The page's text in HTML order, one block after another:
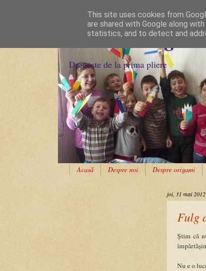
Cursuri Origami
Dragoste de la prima pliere
Acasă Despre noi Despre origami
joi, 31 mai 2012
Fulg
Știm că
Nu e o
This site uses cookies from
are shared with Google along
statistics, and to detect and